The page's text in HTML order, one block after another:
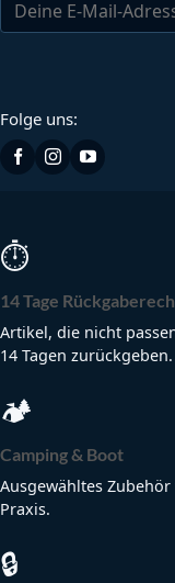
Folge uns:
⏱
14 Tage
Artikel, die nicht
14 Tagen zurückgeben.
🏕
Camping & Boot
Ausgewähltes
Praxis.
🔒